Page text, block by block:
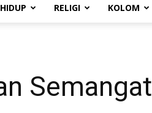
RELIGI KOLOM
Semangat